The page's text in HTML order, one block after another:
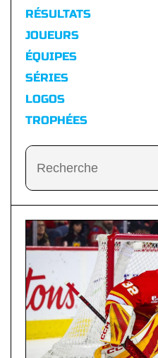
RÉSULTATS
JOUEURS
ÉQUIPES
SÉRIES
LOGOS
TROPHÉES